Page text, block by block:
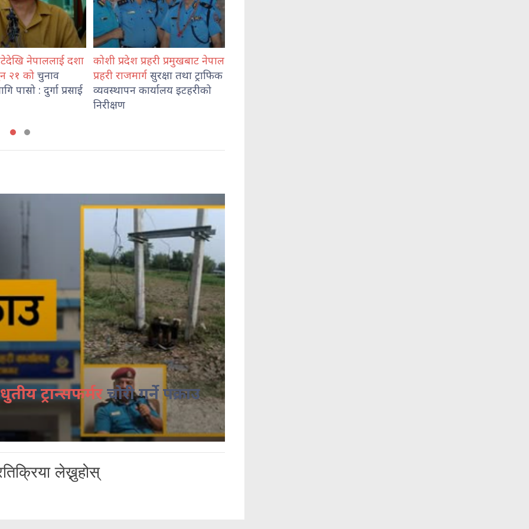
प्रहरी प्रमुखबाट नेपाल
सुरक्षा तथा ट्राफिक
कार्यालय इटहरीको
भेडेटारबाट ६४७ किलो गाँजासहित
दुई जना पक्राउ
ट्रान्सफर्मरचोरी गर्ने पक्राउ
लेख्नुहोस्